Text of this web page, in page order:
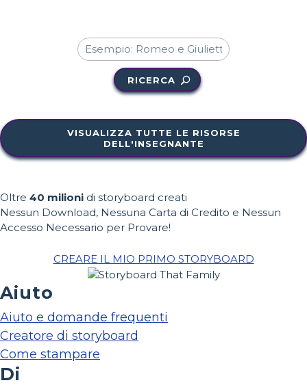
RICERCA
VISUALIZZA TUTTE LE RISORSE
DELL'INSEGNANTE
Oltre 40 milioni di storyboard creati
Nessun Download, Nessuna Carta di Credito e Nessun
Accesso Necessario per Provare!
CREARE IL MIO PRIMO STORYBOARD
Aiuto
Aiuto e domande frequenti
Creatore di storyboard
Come stampare
Di